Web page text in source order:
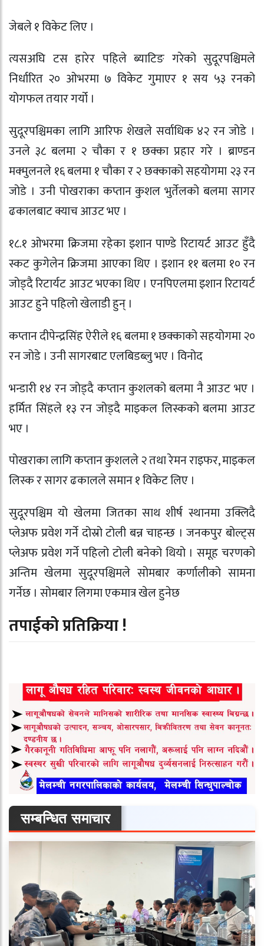
जेबले १ विकेट लिए ।
त्यसअघि टस हारेर पहिले ब्याटिङ गरेको सुदूरपश्चिमले
निर्धारित २० ओभरमा ७ विकेट गुमाएर १ सय ५३ रनको
योगफल तयार गर्यो ।
सुदूरपश्चिमका लागि आरिफ शेखले सर्वाधिक ४२ रन जोडे ।
उनले ३८ बलमा २ चौका र १ छक्का प्रहार गरे । ब्राण्डन
मक्मुलनले १६ बलमा १ चौका र २ छक्काको सहयोगमा २३ रन
जोडे । उनी पोखराका कप्तान कुशल भुर्तेलको बलमा सागर
ढकालबाट क्याच आउट भए ।
१८.१ ओभरमा क्रिजमा रहेका इशान पाण्डे रिटायर्ट आउट हुँदै
स्कट कुगेलेन क्रिजमा आएका थिए । इशान ११ बलमा १० रन
जोड्दै रिटार्यट आउट भएका थिए । एनपिएलमा इशान रिटायर्ट
आउट हुने पहिलो खेलाडी हुन् ।
कप्तान दीपेन्द्रसिंह ऐरीले १६ बलमा १ छक्काको सहयोगमा २०
रन जोडे । उनी सागरबाट एलबिडब्लु भए । विनोद
भन्डारी १४ रन जोड्दै कप्तान कुशलको बलमा नै आउट भए ।
हर्मित सिंहले १३ रन जोड्दै माइकल लिस्कको बलमा आउट
भए ।
पोखराका लागि कप्तान कुशलले २ तथा रेमन राइफर, माइकल
लिस्क र सागर ढकालले समान १ विकेट लिए ।
सुदूरपश्चिम यो खेलमा जितका साथ शीर्ष स्थानमा उक्लिदै
प्लेअफ प्रवेश गर्ने दोस्रो टोली बन्न चाहन्छ । जनकपुर बोल्ट्स
प्लेअफ प्रवेश गर्ने पहिलो टोली बनेको थियो । समूह चरणको
अन्तिम खेलमा सुदूरपश्चिमले सोमबार कर्णालीको सामना
गर्नेछ । सोमबार लिगमा एकमात्र खेल हुनेछ
तपाईको प्रतिक्रिया !
सम्बन्धित समाचार